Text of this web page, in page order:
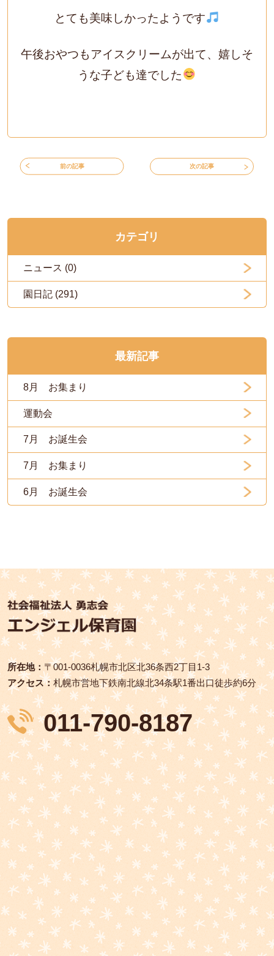
とても美味しかったようです
午後おやつもアイスクリームが出て、嬉しそ
うな子ども達でした
前の記事 次の記事
カテゴリ
ニュース (0)
園日記 (291)
最新記事
8月 お集まり
運動会
7月 お誕生会
7月 お集まり
6月 お誕生会
所在地： 〒001‑0036札幌市北区北36条西2丁目1-3
アクセス：札幌市営地下鉄南北線北34条駅1番出口徒歩約6分
011-790-8187